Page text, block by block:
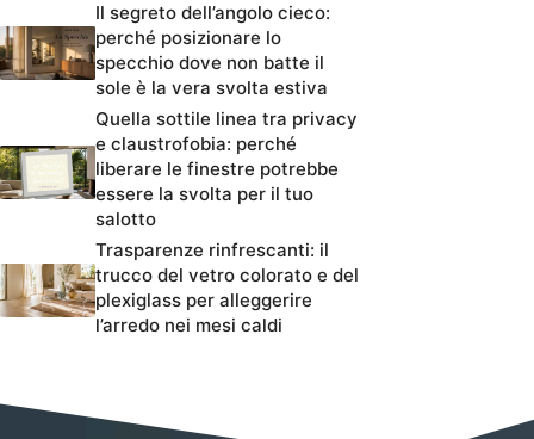
Il segreto dell’angolo cieco:
perché posizionare lo
specchio dove non batte il
sole è la vera svolta estiva
Quella sottile linea tra privacy
e claustrofobia: perché
liberare le finestre potrebbe
essere la svolta per il tuo
salotto
Trasparenze rinfrescanti: il
trucco del vetro colorato e del
plexiglass per alleggerire
l’arredo nei mesi caldi